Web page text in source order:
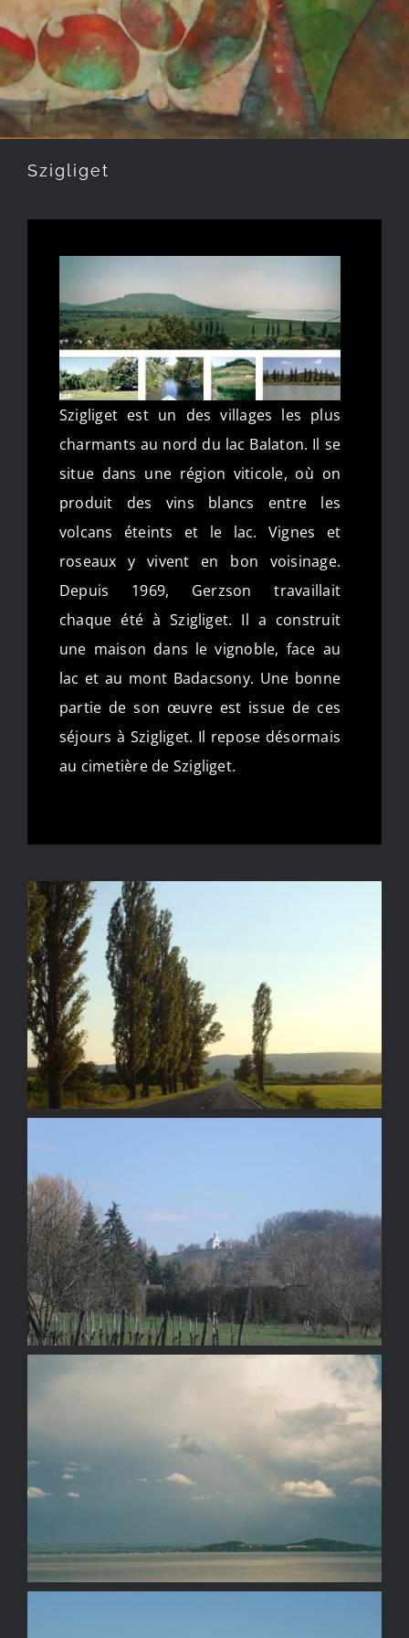
Szigliget
Szigliget est un des villages les plus
charmants au nord du lac Balaton. Il se
situe dans une région viticole, où on
produit des vins blancs entre les
volcans éteints et le lac. Vignes et
roseaux y vivent en bon voisinage.
Depuis 1969, Gerzson travaillait
chaque été à Szigliget. Il a construit
une maison dans le vignoble, face au
lac et au mont Badacsony. Une bonne
partie de son œuvre est issue de ces
séjours à Szigliget. Il repose désormais
au cimetière de Szigliget.